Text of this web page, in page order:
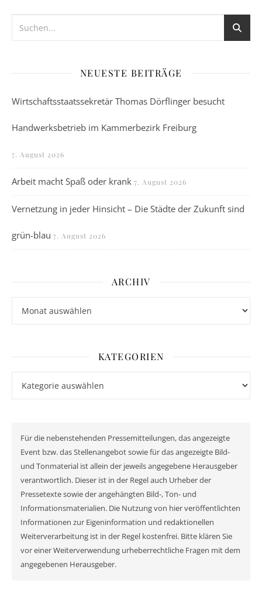
NEUESTE BEITRÄGE
Wirtschaftsstaatssekretär Thomas Dörflinger besucht
Handwerksbetrieb im Kammerbezirk Freiburg
7. August 2026
Arbeit macht Spaß oder krank 7. August 2026
Vernetzung in jeder Hinsicht – Die Städte der Zukunft sind
grün-blau 7. August 2026
ARCHIV
KATEGORIEN
Für die nebenstehenden Pressemitteilungen, das angezeigte
Event bzw. das Stellenangebot sowie für das angezeigte Bild-
und Tonmaterial ist allein der jeweils angegebene Herausgeber
verantwortlich. Dieser ist in der Regel auch Urheber der
Pressetexte sowie der angehängten Bild-, Ton- und
Informationsmaterialien. Die Nutzung von hier veröffentlichten
Informationen zur Eigeninformation und redaktionellen
Weiterverarbeitung ist in der Regel kostenfrei. Bitte klären Sie
vor einer Weiterverwendung urheberrechtliche Fragen mit dem
angegebenen Herausgeber.